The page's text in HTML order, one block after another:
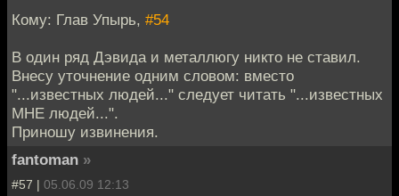
Кому: Глав Упырь, #54
В один ряд Дэвида и металлюгу никто не ставил.
Внесу уточнение одним словом: вместо
"...известных людей..." следует читать "...известных
МНЕ людей...".
Приношу извинения.
fantoman »
#57 | 05.06.09 12:13